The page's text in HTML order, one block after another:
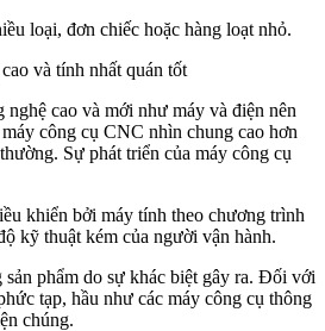
loại, đơn chiếc hoặc hàng loạt nhỏ.
và tính nhất quán tốt
cao và mới như máy và điện nên
công cụ CNC nhìn chung cao hơn
Sự phát triển của máy công cụ
khiển bởi máy tính theo chương trình
kỹ thuật kém của người vận hành.
phẩm do sự khác biệt gây ra. Đối với
tạp, hầu như các máy công cụ thông
chúng.